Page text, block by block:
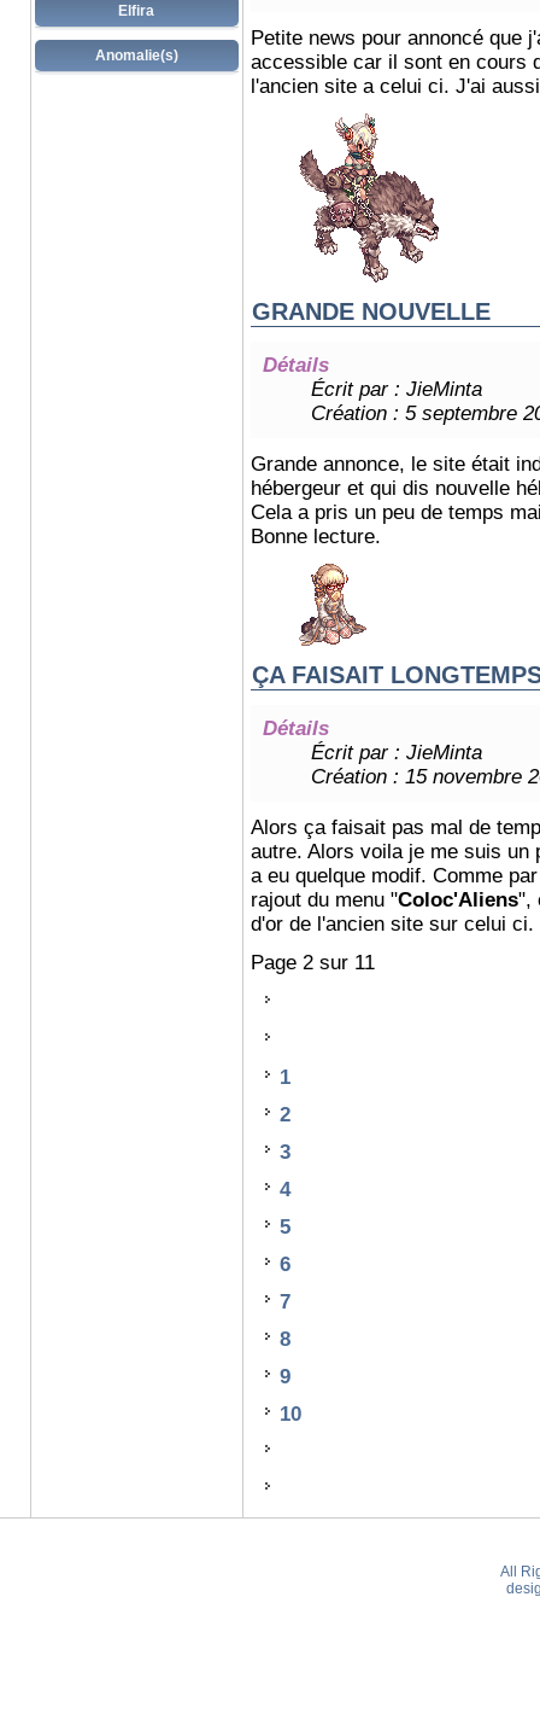
Elfira
Anomalie(s)
Petite news pour annoncé que
accessible car il sont en cours
l'ancien site a celui ci. J'ai
GRANDE NOUVELLE
Détails
Écrit par : JieMinta
Création : 5 septembre
Grande annonce, le site était
hébergeur et qui dis nouvelle
Cela a pris un peu de temps
Bonne lecture.
ÇA FAISAIT
Détails
Écrit par : JieMinta
Création : 15 novembre
Alors ça faisait pas mal de
autre. Alors voila je me suis un
a eu quelque modif. Comme
rajout du menu "Coloc'Aliens",
d'or de l'ancien site sur celui ci.
Page 2 sur 11
1
2
3
4
5
6
7
8
9
10
All